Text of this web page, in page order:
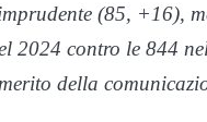
(85, +16),
2024 contro le 844
della